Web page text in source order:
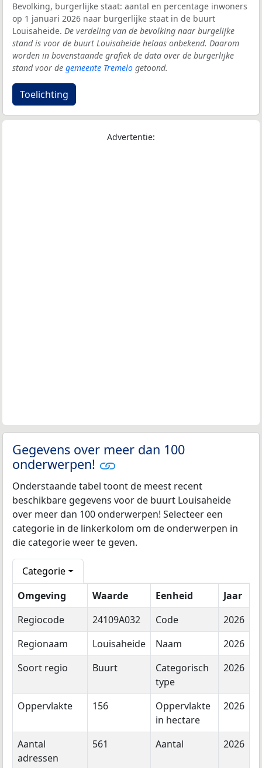
Bevolking, burgerlijke staat: aantal en percentage inwoners
op 1 januari 2026 naar burgerlijke staat in de buurt
Louisaheide. De verdeling van de bevolking naar burgelijke
stand is voor de buurt Louisaheide helaas onbekend. Daarom
worden in bovenstaande grafiek de data over de burgerlijke
stand voor de gemeente Tremelo getoond.
Toelichting
Advertentie:
Gegevens over meer dan 100
onderwerpen!
Onderstaande tabel toont de meest recent
beschikbare gegevens voor de buurt Louisaheide
over meer dan 100 onderwerpen! Selecteer een
categorie in de linkerkolom om de onderwerpen in
die categorie weer te geven.
Categorie
Omgeving
Waarde Eenheid
Jaar
Regiocode
24109A032 Code
2026
Regionaam
Louisaheide Naam
2026
Soort regio
Buurt
Categorisch
type
2026
Oppervlakte 156
Oppervlakte
in hectare
2026
Aantal
adressen
561 Aantal 2026